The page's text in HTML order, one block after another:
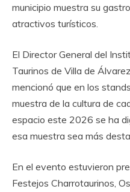
municipio muestra su
atractivos turísticos.
‎El Director General del
Taurinos de Villa de
mencionó que en los
muestra de la cultura de
espacio este 2026 se ha
esa muestra sea más
‎En el evento estuvieron
Festejos Charrotaurinos,